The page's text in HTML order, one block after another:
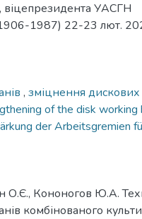
віцепрезидента УАСГН
1987) 22-23 лют.
, зміцнення
of the disk working
der Arbeitsgremien
О.Є., Кононогов Ю.А.
комбінованого